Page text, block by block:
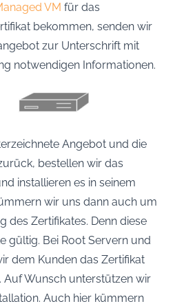
VM für das
bekommen, senden wir
zur Unterschrift mit
notwendigen Informationen.
Angebot und die
bestellen wir das
installieren es in seinem
wir uns dann auch um
des Zertifikates. Denn diese
gültig. Bei Root Servern und
dem Kunden das Zertifikat
Auf Wunsch unterstützen wir
Auch hier kümmern